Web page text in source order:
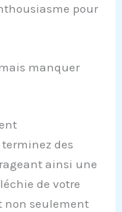
pour
manquer
des
ainsi une
de votre
non seulement